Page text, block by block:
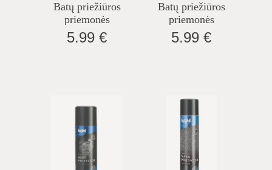
Spalvoms) 100
Ml.
Batų priežiūros
priemonės
5.99 €
100 Ml.
Batų priežiūros
priemonės
5.99 €